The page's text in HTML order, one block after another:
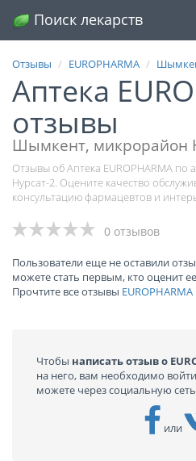
Поиск лекарств
Отзывы EUROPHARMA
Аптека
отзывы
Шымкент, микрорайон
Отзывы об Аптека EUROPHARMA
Нурсат-2. Оцените качество
консультацию фармацевтов и
0 отзывов
Пользователи еще не оставили
можете стать первым, кто оценит
Прочтите все отзывы
Чтобы написать отзыв о
на него, вам необходимо
можете через социальную
или